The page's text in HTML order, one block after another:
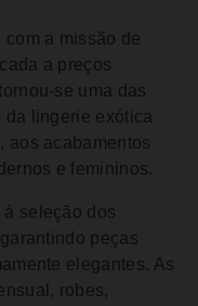
a missão de
a preços
se uma das
da lingerie exótica
aos acabamentos
e femininos.
seleção dos
peças
elegantes. As
robes,